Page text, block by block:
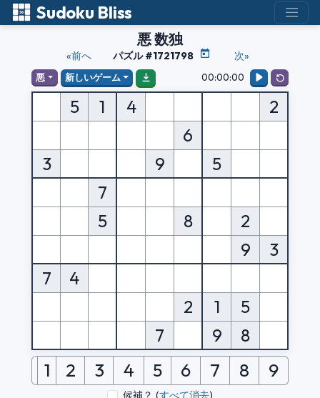
Sudoku Bliss
悪 数独
«前へ パズル #1721798 次»
悪 新しいゲーム 00:00:00
5 1 4
2
6
3
9
5
7
5
8
2
9
3
7
4
2
1
5
7
9 8
1 2 3 4 5 6 7 8 9
候補？ (すべて消去)